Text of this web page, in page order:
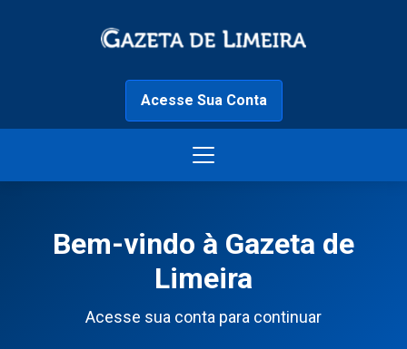
Acesse Sua Conta
Bem-vindo à Gazeta de
Limeira
Acesse sua conta para continuar